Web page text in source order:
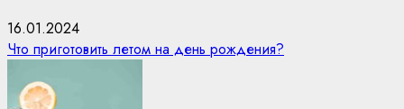
16.01.2024
Что приготовить летом на день рождения?